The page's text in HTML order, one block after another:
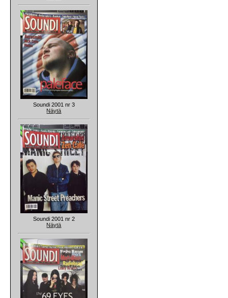
Soundi 2001 nr 3
Näytä
Soundi 2001 nr 2
Näytä